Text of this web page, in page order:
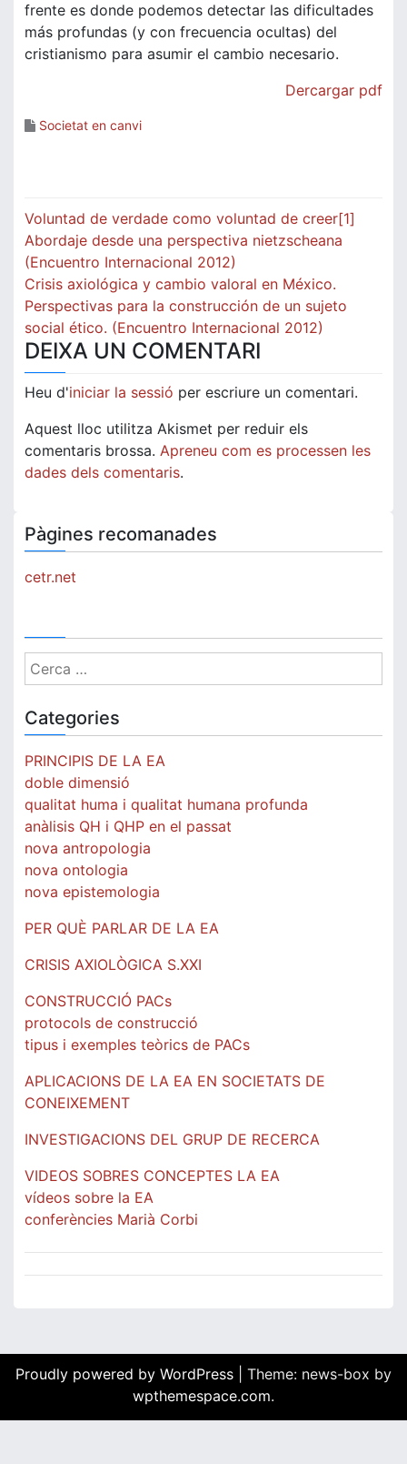
frente es donde podemos detectar las dificultades
más profundas (y con frecuencia ocultas) del
cristianismo para asumir el cambio necesario.
Dercargar pdf
Societat en canvi
Navegació
d'entrades
Voluntad de verdade como voluntad de creer[1]
Abordaje desde una perspectiva nietzscheana
(Encuentro Internacional 2012)
Crisis axiológica y cambio valoral en México.
Perspectivas para la construcción de un sujeto
social ético. (Encuentro Internacional 2012)
DEIXA UN COMENTARI
Heu d'iniciar la sessió per escriure un comentari.
Aquest lloc utilitza Akismet per reduir els
comentaris brossa. Apreneu com es processen les
dades dels comentaris.
Pàgines recomanades
cetr.net
Cerca:
Categories
PRINCIPIS DE LA EA
doble dimensió
qualitat huma i qualitat humana profunda
anàlisis QH i QHP en el passat
nova antropologia
nova ontologia
nova epistemologia
PER QUÈ PARLAR DE LA EA
CRISIS AXIOLÒGICA S.XXI
CONSTRUCCIÓ PACs
protocols de construcció
tipus i exemples teòrics de PACs
APLICACIONS DE LA EA EN SOCIETATS DE
CONEIXEMENT
INVESTIGACIONS DEL GRUP DE RECERCA
VIDEOS SOBRES CONCEPTES LA EA
vídeos sobre la EA
conferències Marià Corbi
Proudly powered by WordPress
Theme: news-box by
wpthemespace.com.